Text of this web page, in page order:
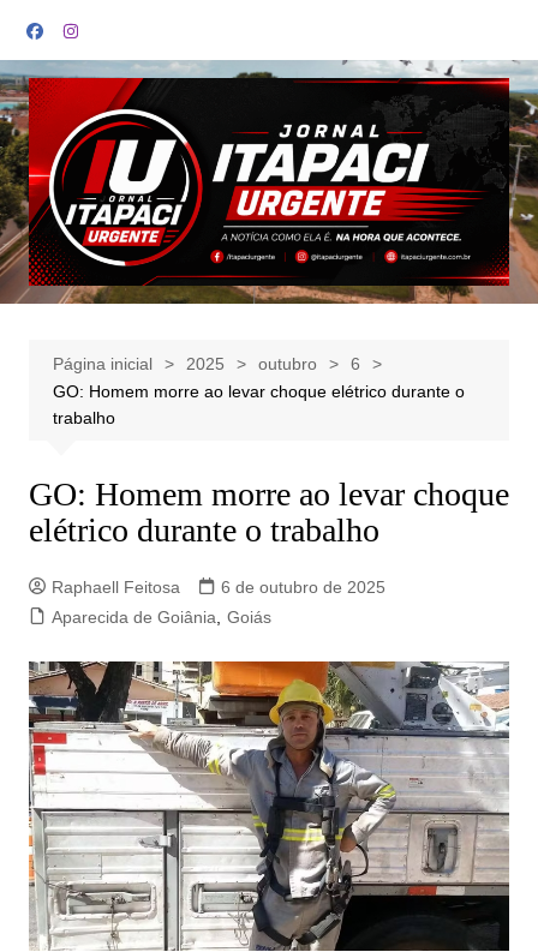
para
o
conteúdo
Página inicial 2025 outubro
6
GO: Homem morre ao levar choque elétrico durante o
trabalho
GO: Homem morre ao levar choque
elétrico durante o trabalho
Raphaell Feitosa
6 de outubro de 2025
Aparecida de Goiânia, Goiás